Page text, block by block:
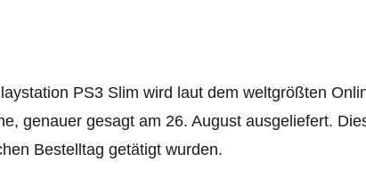
PS3 Slim wird laut dem weltgrößten
genauer gesagt am 26. August ausgeliefert.
Bestelltag getätigt wurden.